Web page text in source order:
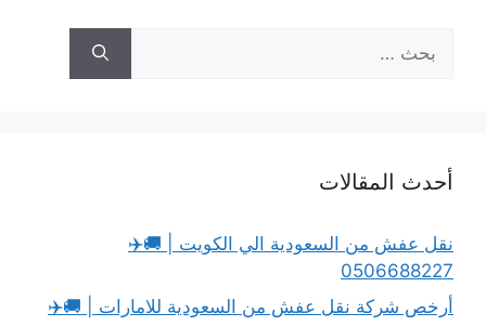
عن:
أحدث المقالات
نقل عفش من السعودية الي الكويت | 🚚✈️
0506688227
أرخص شركة نقل عفش من السعودية للامارات | 🚚✈️